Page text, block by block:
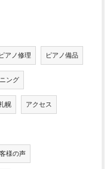
ピアノ修理 ピアノ備品
ング
幌 アクセス
様の声